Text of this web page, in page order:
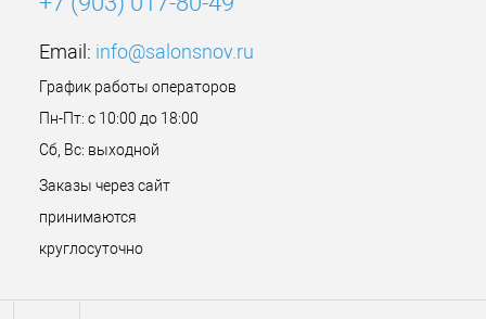
Email: info@salonsnov.ru
График работы операторов
Пн-Пт: с 10:00 до 18:00
Сб, Вс: выходной
Заказы через сайт
принимаются
круглосуточно